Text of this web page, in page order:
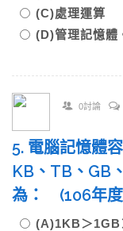
(C)處理運算
(D)管理記憶體
0討論
5. 電腦記憶體
KB、TB、GB
為： (106年
(A)1KB＞